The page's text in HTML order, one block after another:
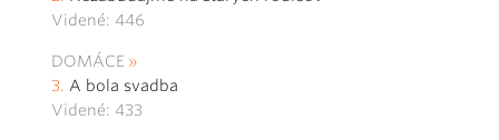
Videné: 446
DOMÁCE
A bola svadba
Videné: 433